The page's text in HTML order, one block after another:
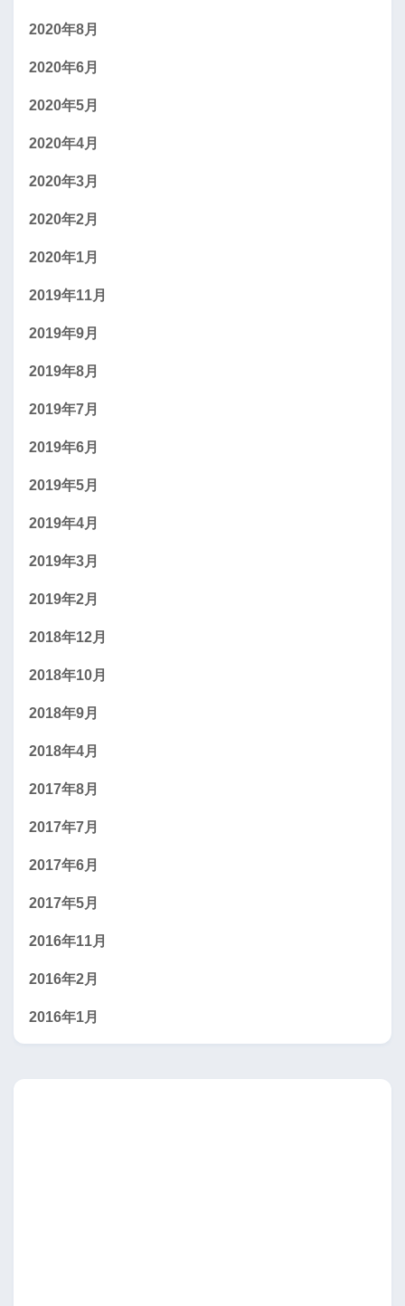
2020年8月
2020年6月
2020年5月
2020年4月
2020年3月
2020年2月
2020年1月
2019年11月
2019年9月
2019年8月
2019年7月
2019年6月
2019年5月
2019年4月
2019年3月
2019年2月
2018年12月
2018年10月
2018年9月
2018年4月
2017年8月
2017年7月
2017年6月
2017年5月
2016年11月
2016年2月
2016年1月